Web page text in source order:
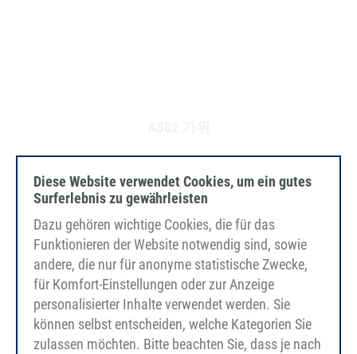
Diese Website verwendet Cookies, um ein gutes
Surferlebnis zu gewährleisten
Dazu gehören wichtige Cookies, die für das
Funktionieren der Website notwendig sind, sowie
andere, die nur für anonyme statistische Zwecke,
für Komfort-Einstellungen oder zur Anzeige
personalisierter Inhalte verwendet werden. Sie
können selbst entscheiden, welche Kategorien Sie
zulassen möchten. Bitte beachten Sie, dass je nach